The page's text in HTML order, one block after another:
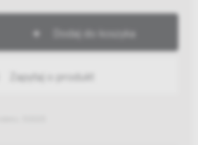
Dodaj do koszyka
Zapytaj o produkt